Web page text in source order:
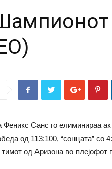
Феникс Санс го елиминираа
од 113:100, “сонцата”
од Аризона во плејофот